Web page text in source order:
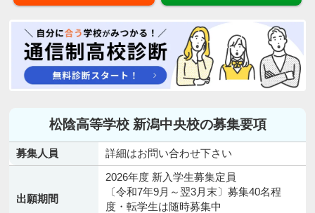
松陰高等学校 新潟中央校の募集要項
募集人員 詳細はお問い合わせ下さい
出願期間
2026年度 新入学生募集定員
〔令和7年9月～翌3月末〕募集40名程
度・転学生は随時募集中